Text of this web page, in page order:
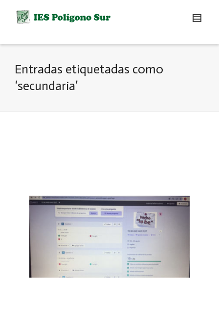
Entradas etiquetadas como
‘secundaria’